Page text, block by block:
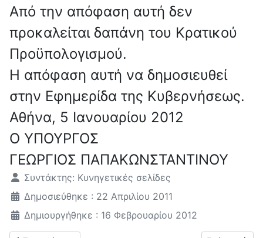
Από την απόφαση αυτή δεν
προκαλείται δαπάνη του Κρατικού
Προϋπολογισμού.
Η απόφαση αυτή να δημοσιευθεί
στην Εφημερίδα της Κυβερνήσεως.
Αθήνα, 5 Ιανουαρίου 2012
Ο ΥΠΟΥΡΓΟΣ
ΓΕΩΡΓΙΟΣ ΠΑΠΑΚΩΝΣΤΑΝΤΙΝΟΥ
Λεπτομέρειες
Συντάκτης: Κυνηγετικές σελίδες
Δημοσιεύθηκε : 22 Απριλίου 2011
Δημιουργήθηκε : 16 Φεβρουαρίου 2012